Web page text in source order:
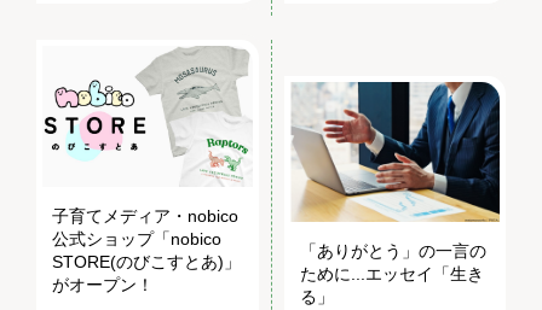
子育てメディア・nobico
公式ショップ「nobico
STORE(のびこすとあ)」
がオープン！
「ありがとう」の一言の
ために...エッセイ「生き
る」